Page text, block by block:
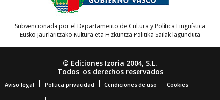
Subvencionada por el Departamento de Cultura y Política Lingüística
Eusko Jaurlaritzako Kultura eta Hizkuntza Politika Sailak lagunduta
© Ediciones Izoria 2004, S.L.
Todos los derechos reservados
Aviso legal Política privacidad Condiciones de uso Cookies